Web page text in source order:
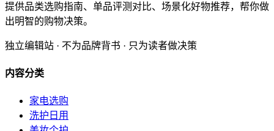
提供品类选购指南、单品评测对比、场景化好物推荐，帮你做
出明智的购物决策。
独立编辑站 · 不为品牌背书 · 只为读者做决策
内容分类
家电选购
洗护日用